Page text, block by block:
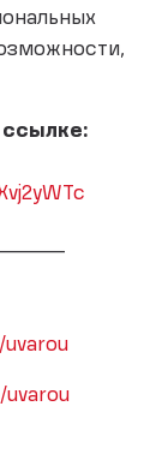
uvarou
uvarou